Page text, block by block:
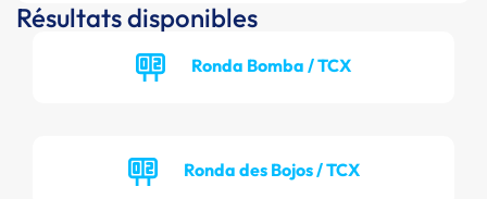
Résultats disponibles
Ronda Bomba / TCX
Ronda des Bojos / TCX